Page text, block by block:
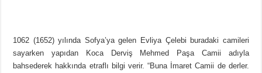
1062 (1652) yılında Sofya’ya gelen Evliya Çelebi buradaki camileri
sayarken yapıdan Koca Derviş Mehmed Paşa Camii adıyla
bahsederek hakkında etraflı bilgi verir. “Buna İmaret Camii de derler.